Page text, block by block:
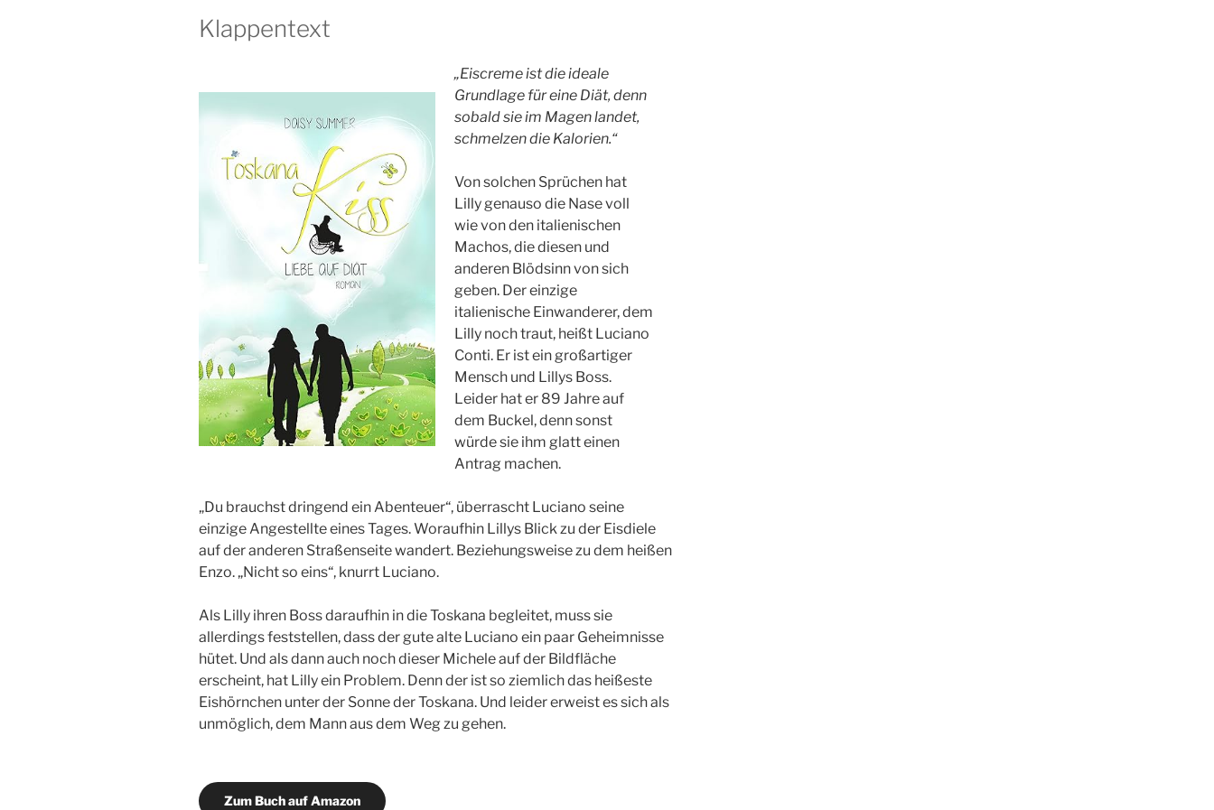
Klappentext
„Eiscreme ist die ideale
Grundlage für eine Diät, denn
sobald sie im Magen landet,
schmelzen die Kalorien.“
Von solchen Sprüchen hat
Lilly genauso die Nase voll
wie von den italienischen
Machos, die diesen und
anderen Blödsinn von sich
geben. Der einzige
italienische Einwanderer, dem
Lilly noch traut, heißt Luciano
Conti. Er ist ein großartiger
Mensch und Lillys Boss.
Leider hat er 89 Jahre auf
dem Buckel, denn sonst
würde sie ihm glatt einen
Antrag machen.
„Du brauchst dringend ein Abenteuer“, überrascht Luciano seine
einzige Angestellte eines Tages. Woraufhin Lillys Blick zu der Eisdiele
auf der anderen Straßenseite wandert. Beziehungsweise zu dem heißen
Enzo. „Nicht so eins“, knurrt Luciano.
Als Lilly ihren Boss daraufhin in die Toskana begleitet, muss sie
allerdings feststellen, dass der gute alte Luciano ein paar Geheimnisse
hütet. Und als dann auch noch dieser Michele auf der Bildfläche
erscheint, hat Lilly ein Problem. Denn der ist so ziemlich das heißeste
Eishörnchen unter der Sonne der Toskana. Und leider erweist es sich als
unmöglich, dem Mann aus dem Weg zu gehen.
Zum Buch auf Amazon